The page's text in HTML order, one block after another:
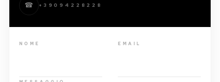
☎ +39094228228
NOME EMAIL